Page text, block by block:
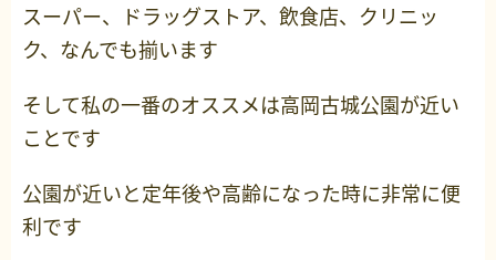
スーパー、ドラッグストア、飲食店、クリニッ
ク、なんでも揃います
そして私の一番のオススメは高岡古城公園が近い
ことです
公園が近いと定年後や高齢になった時に非常に便
利です